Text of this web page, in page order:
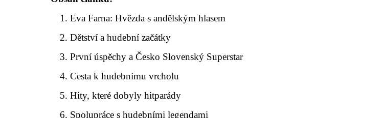
Eva Farna: Hvězda s andělským hlasem
Dětství a hudební začátky
První úspěchy a Česko Slovenský Superstar
Cesta k hudebnímu vrcholu
Hity, které dobyly hitparády
Spolupráce s hudebními legendami